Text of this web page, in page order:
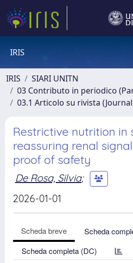
IRIS
IRIS
SIARI UNITN
03 Contributo in periodico
03.1 Articolo su rivista
Restrictive nutrition in
reassuring renal
proof of safety
De Rosa, Silvia;
2026-01-01
Scheda breve
Scheda
Scheda completa (DC)